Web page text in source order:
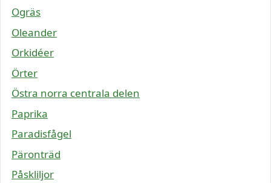
Ogräs
Oleander
Orkidéer
Örter
Östra norra centrala delen
Paprika
Paradisfågel
Päronträd
Påskliljor